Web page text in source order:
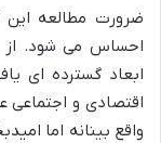
ضرورت مطالعه
احساس می شود. از
ابعاد گسترده ای
اقتصادی و اجتماعی
واقع بینانه اما